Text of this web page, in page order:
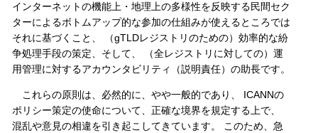
インターネットの機能上・地理上の多様性を反映する民間セク
ターによるボトムアップ的な参加の仕組みが使えるところでは
それに基づくこと、 （gTLDレジストリのための）効率的な紛
争処理手段の策定、そして、 （全レジストリに対しての）運
用管理に対するアカウンタビリティ（説明責任）の助長です。
これらの原則は、必然的に、やや一般的であり、 ICANNの
ポリシー策定の使命について、正確な境界を規定する上で、
混乱や意見の相違を引き起こしてきています。 このため、急